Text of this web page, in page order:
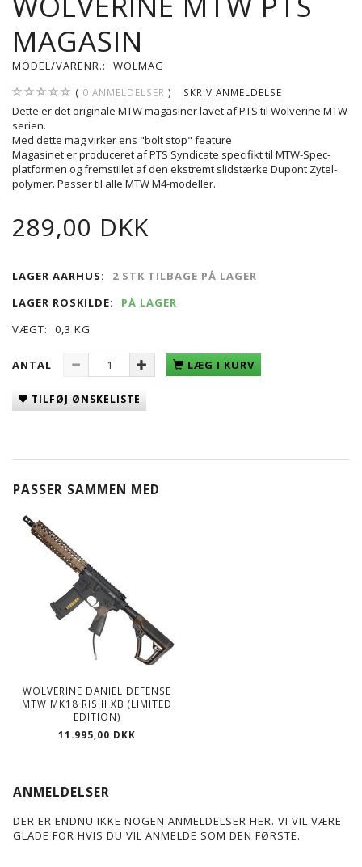
MAGASIN
MODEL/VARENR.: WOLMAG
0 ANMELDELSER SKRIV ANMELDELSE
Dette er det originale MTW magasiner lavet af PTS til Wolverine MTW
serien.
Med dette mag virker ens "bolt stop" feature
Magasinet er produceret af PTS Syndicate specifikt til MTW-Spec-
platformen og fremstillet af den ekstremt slidstærke Dupont Zytel-
polymer. Passer til alle MTW M4-modeller.
289,00 DKK
LAGER AARHUS:
2 STK TILBAGE PÅ LAGER
LAGER ROSKILDE:
PÅ LAGER
VÆGT:
0,3 KG
ANTAL LÆG I KURV
TILFØJ ØNSKELISTE
PASSER SAMMEN MED
WOLVERINE DANIEL DEFENSE
MTW MK18 RIS II XB (LIMITED
EDITION)
11.995,00 DKK
ANMELDELSER
DER ER ENDNU IKKE NOGEN ANMELDELSER HER. VI VIL VÆRE
GLADE FOR HVIS DU VIL ANMELDE SOM DEN FØRSTE.